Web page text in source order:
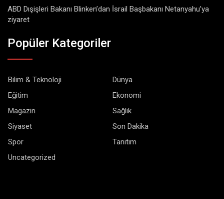
ABD Dışişleri Bakanı Blinken’dan İsrail Başbakanı Netanyahu’ya
ziyaret
Popüler Kategoriler
Bilim & Teknoloji
Dünya
Eğitim
Ekonomi
Magazin
Sağlık
Siyaset
Son Dakika
Spor
Tanıtım
Uncategorized